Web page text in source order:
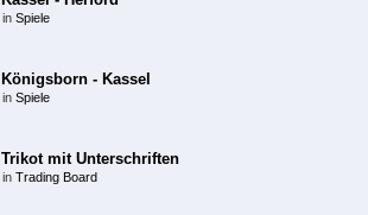
in Spiele
Königsborn - Kassel
in Spiele
Trikot mit Unterschriften
in Trading Board